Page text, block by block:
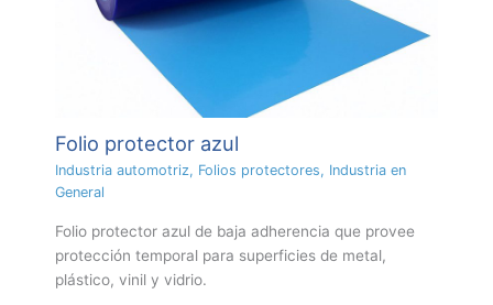
Folio protector azul
Industria automotriz, Folios protectores, Industria en
General
Folio protector azul de baja adherencia que provee
protección temporal para superficies de metal,
plástico, vinil y vidrio.